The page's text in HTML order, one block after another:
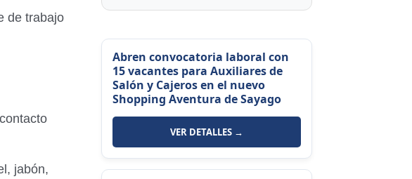
de trabajo
jabón,
Abren convocatoria laboral con
15 vacantes para Auxiliares de
Salón y Cajeros en el nuevo
Shopping Aventura de Sayago
VER DETALLES →